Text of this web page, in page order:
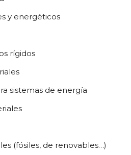
y energéticos
rígidos
sistemas de energía
(fósiles, de renovables…)